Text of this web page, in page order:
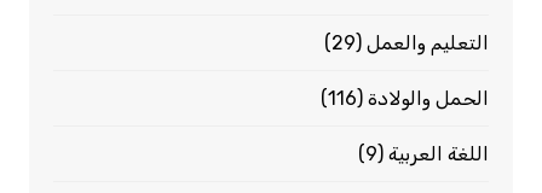
التعليم والعمل(29)
الحمل والولادة(116)
اللغة العربية(9)